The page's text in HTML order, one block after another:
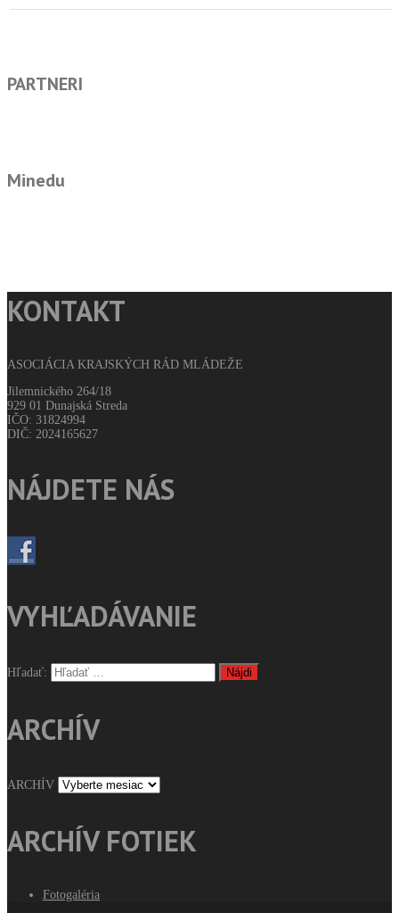
PARTNERI
Minedu
KONTAKT
ASOCIÁCIA KRAJSKÝCH RÁD MLÁDEŽE
Jilemnického 264/18
929 01 Dunajská Streda
IČO: 31824994
DIČ: 2024165627
NÁJDETE NÁS
VYHĽADÁVANIE
Hľadať:
ARCHÍV
ARCHÍV
ARCHÍV FOTIEK
Fotogaléria